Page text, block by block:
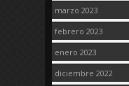
marzo 2023
febrero 2023
enero 2023
diciembre 2022